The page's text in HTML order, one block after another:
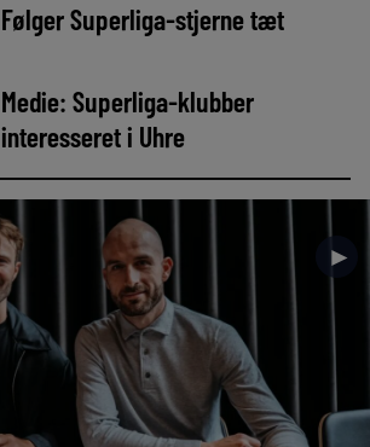
Følger Superliga-stjerne tæt
Medie: Superliga-klubber
interesseret i Uhre
►